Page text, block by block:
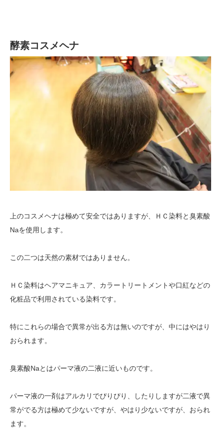
酵素コスメヘナ
上のコスメヘナは極めて安全ではありますが、ＨＣ染料と臭素酸
Naを使用します。
この二つは天然の素材ではありません。
ＨＣ染料はヘアマニキュア、カラートリートメントや口紅などの
化粧品で利用されている染料です。
特にこれらの場合で異常が出る方は無いのですが、中にはやはり
おられます。
臭素酸Naとはパーマ液の二液に近いものです。
パーマ液の一剤はアルカリでぴりぴり、したりしますが二液で異
常がでる方は極めて少ないですが、やはり少ないですが、おられ
ます。